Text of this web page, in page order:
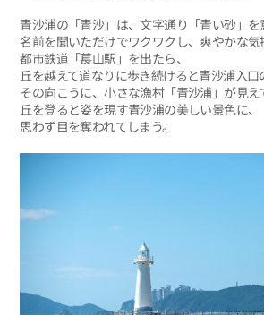
青沙浦の「青沙」は、文字通り「青い砂」を
名前を聞いただけでワクワクし、爽やかな気
都市鉄道「萇山駅」を出たら、
丘を越えて道なりに歩き続けると青沙浦入口
その向こうに、小さな漁村「青沙浦」が見え
丘を登ると姿を現す青沙浦の美しい景色に、
思わず目を奪われてしまう。